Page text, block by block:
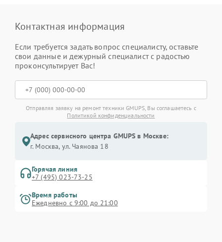
Контактная информация
Если требуется задать вопрос специалисту, оставьте
свои данные и дежурный специалист с радостью
проконсультирует Вас!
Отправляя заявку на ремонт техники GMUPS, Вы соглашаетесь с
Политикой конфиденциальности
Адрес сервисного центра GMUPS в Москве:
г. Москва, ул. Чаянова 18
Горячая линия
+7 (495) 023-73-25
Время работы
Ежедневно с 9:00 до 21:00